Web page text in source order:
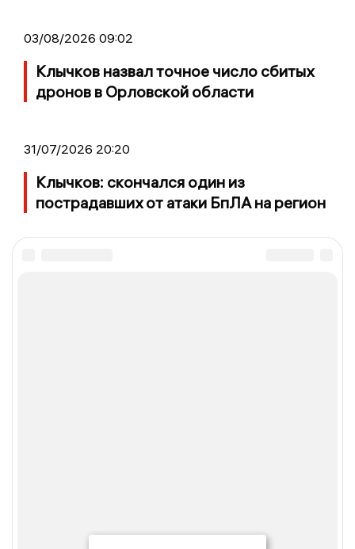
03/08/2026 09:02
Клычков назвал точное число сбитых
дронов в Орловской области
31/07/2026 20:20
Клычков: скончался один из
пострадавших от атаки БпЛА на регион